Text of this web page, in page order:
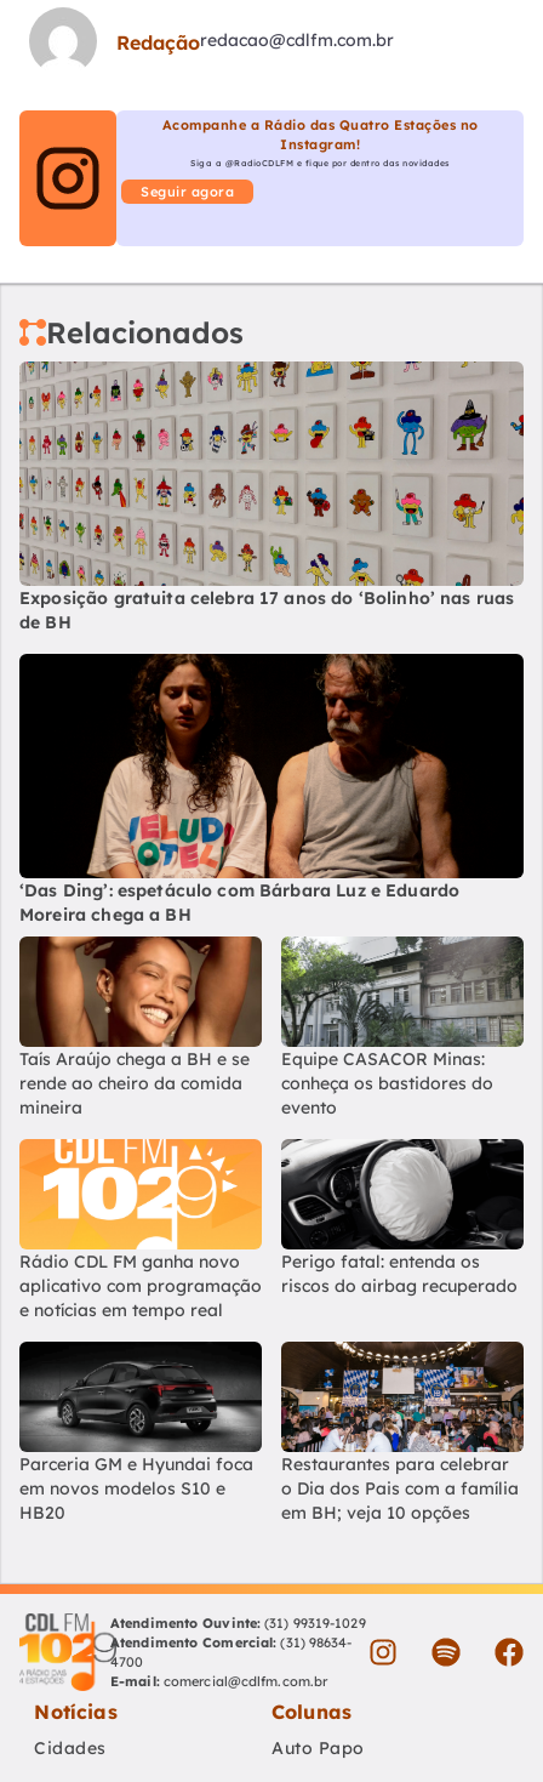
Redaçãoredacao@cdlfm.com.br
Acompanhe a Rádio das Quatro Estações no
Instagram!
Siga a @RadioCDLFM e fique por dentro das novidades
Seguir agora
Relacionados
Exposição gratuita celebra 17 anos do ‘Bolinho’ nas ruas
de BH
‘Das Ding’: espetáculo com Bárbara Luz e Eduardo
Moreira chega a BH
Taís Araújo chega a BH e se
rende ao cheiro da comida
mineira
Equipe CASACOR Minas:
conheça os bastidores do
evento
Rádio CDL FM ganha novo
aplicativo com programação
e notícias em tempo real
Perigo fatal: entenda os
riscos do airbag recuperado
Parceria GM e Hyundai foca
em novos modelos S10 e
HB20
Restaurantes para celebrar
o Dia dos Pais com a família
em BH; veja 10 opções
Atendimento Ouvinte: (31) 99319-1029
Atendimento Comercial: (31) 98634-
4700
E-mail: comercial@cdlfm.com.br
Notícias
Cidades
Colunas
Auto Papo